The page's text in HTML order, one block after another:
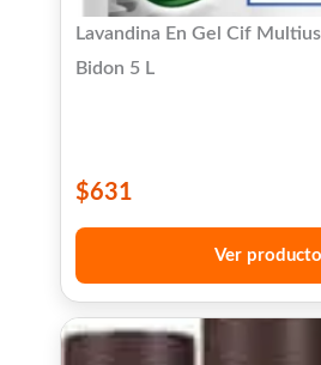
Lavandina En Gel Cif
Bidon 5 L
$631
Ver producto